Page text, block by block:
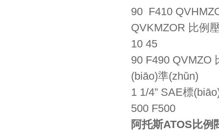
90 F410
QVKMZOR 比例
10 45
90 F490 QVMZO
(biāo)準(zhǔn)
1 1/4” SAE標
500 F500
阿托斯ATOS比例